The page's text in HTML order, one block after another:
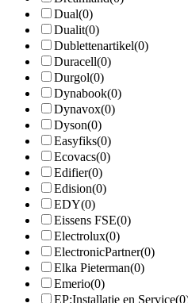
Dual(0)
Dualit(0)
Dublettenartikel(0)
Duracell(0)
Durgol(0)
Dynabook(0)
Dynavox(0)
Dyson(0)
Easyfiks(0)
Ecovacs(0)
Edifier(0)
Edision(0)
EDY(0)
Eissens FSE(0)
Electrolux(0)
ElectronicPartner(0)
Elka Pieterman(0)
Emerio(0)
EP:Installatie en Service